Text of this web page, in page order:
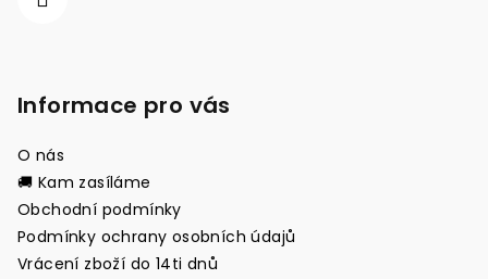
Informace pro vás
O nás
🚚 Kam zasíláme
Obchodní podmínky
Podmínky ochrany osobních údajů
Vrácení zboží do 14ti dnů